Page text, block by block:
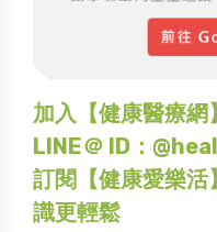
加入【健康醫療網
LINE＠ ID：
訂閱【健康愛樂活
識更輕鬆